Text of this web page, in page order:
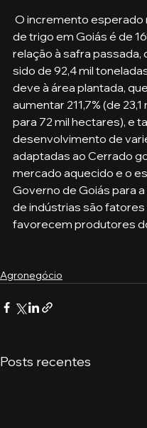
de trigo em Goiás é de
relação à safra passada,
sido de 92,4 mil
deve à área plantada,
aumentar 211,7% (de
para 72 mil hectares), e
desenvolvimento de
adaptadas ao Cerrado
mercado aquecido e o
Governo de Goiás para
de indústrias são fatores
favorecem produtores
Agronegócio
Posts recentes